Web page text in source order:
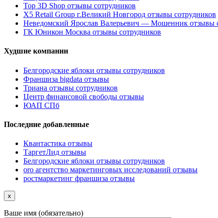
Top 3D Shop отзывы сотрудников
X5 Retail Group г.Великий Новгород отзывы сотрудников
Неведомский Ярослав Валерьевич — Мошенник отзывы
ГК Юникон Москва отзывы сотрудников
Худшие компании
Белгородские яблоки отзывы сотрудников
Франшиза bigdata отзывы
Триана отзывы сотрудников
Центр финансовой свободы отзывы
ЮАП СПб
Последние добавленные
Квантастика отзывы
ТаргетЛид отзывы
Белгородские яблоки отзывы сотрудников
oro агентство маркетинговых исследований отзывы
ростмаркетинг франшиза отзывы
x
Ваше имя (обязательно)